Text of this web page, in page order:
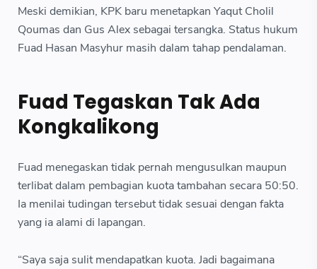
Meski demikian, KPK baru menetapkan Yaqut Cholil
Qoumas dan Gus Alex sebagai tersangka. Status hukum
Fuad Hasan Masyhur masih dalam tahap pendalaman.
Fuad Tegaskan Tak Ada
Kongkalikong
Fuad menegaskan tidak pernah mengusulkan maupun
terlibat dalam pembagian kuota tambahan secara 50:50.
Ia menilai tudingan tersebut tidak sesuai dengan fakta
yang ia alami di lapangan.
“Saya saja sulit mendapatkan kuota. Jadi bagaimana